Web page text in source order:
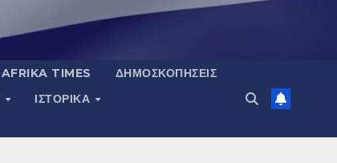
AFRIKA TIMES
ΔΗΜΟΣΚΟΠΉΣΕΙΣ
ΙΣΤΟΡΙΚΆ